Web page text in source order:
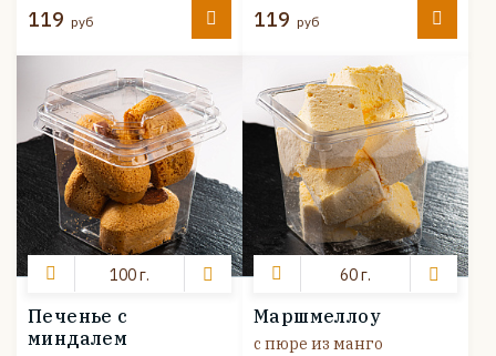
119 руб 119 руб
100 г.
Печенье с
миндалем
60 г.
Маршмеллоу
с пюре из манго